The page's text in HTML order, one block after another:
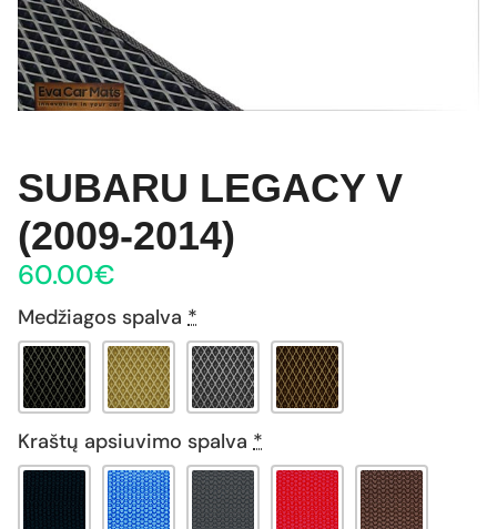
SUBARU LEGACY V
(2009-2014)
60.00€
Medžiagos spalva *
Kraštų apsiuvimo spalva *